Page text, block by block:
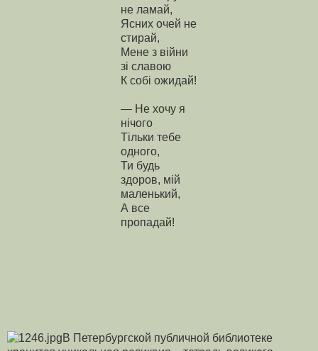
не ламай,
Ясних очей не
стирай,
Мене з війни
зі славою
К собі ожидай!
— Не хочу я
нічого
Тільки тебе
одного,
Ти будь
здоров, мій
маленький,
А все
пропадай!
В Петербургской публичной библиотеке